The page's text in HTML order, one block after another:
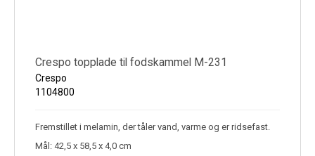
Crespo topplade til fodskammel M-231
Crespo
1104800
Fremstillet i melamin, der tåler vand, varme og er ridsefast.
Mål: 42,5 x 58,5 x 4,0 cm